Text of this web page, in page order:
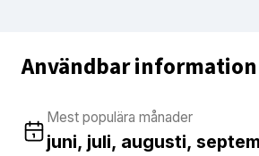
Användbar information
Mest populära månader
juni, juli, augusti,